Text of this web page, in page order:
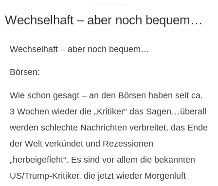
Wechselhaft – aber noch bequem…
Wechselhaft – aber noch bequem…
Börsen:
Wie schon gesagt – an den Börsen haben seit ca.
3 Wochen wieder die „Kritiker“ das Sagen…überall
werden schlechte Nachrichten verbreitet, das Ende
der Welt verkündet und Rezessionen
„herbeigefleht“. Es sind vor allem die bekannten
US/Trump-Kritiker, die jetzt wieder Morgenluft